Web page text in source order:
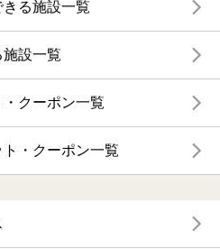
る施設一覧
設一覧
クーポン一覧
・クーポン一覧